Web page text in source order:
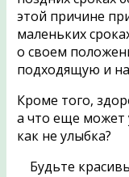
этой причине
маленьких
о своем
подходящую и
Кроме того,
а что еще может
как не улыбка?
Будьте